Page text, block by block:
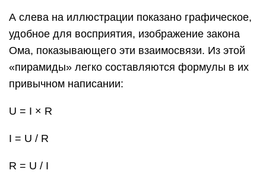
А слева на иллюстрации показано графическое,
удобное для восприятия, изображение закона
Ома, показывающего эти взаимосвязи. Из этой
«пирамиды» легко составляются формулы в их
привычном написании:
U = I × R
I = U / R
R = U / I